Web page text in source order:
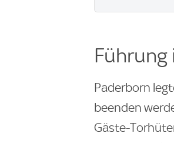
Führung
Paderborn
beenden
Gäste-